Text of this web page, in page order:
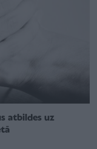
atbildes uz